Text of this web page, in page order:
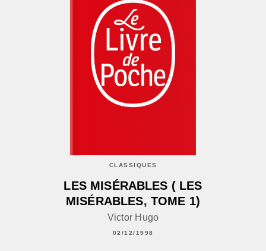
CLASSIQUES
LES MISÉRABLES ( LES
MISÉRABLES, TOME 1)
Victor Hugo
02/12/1998